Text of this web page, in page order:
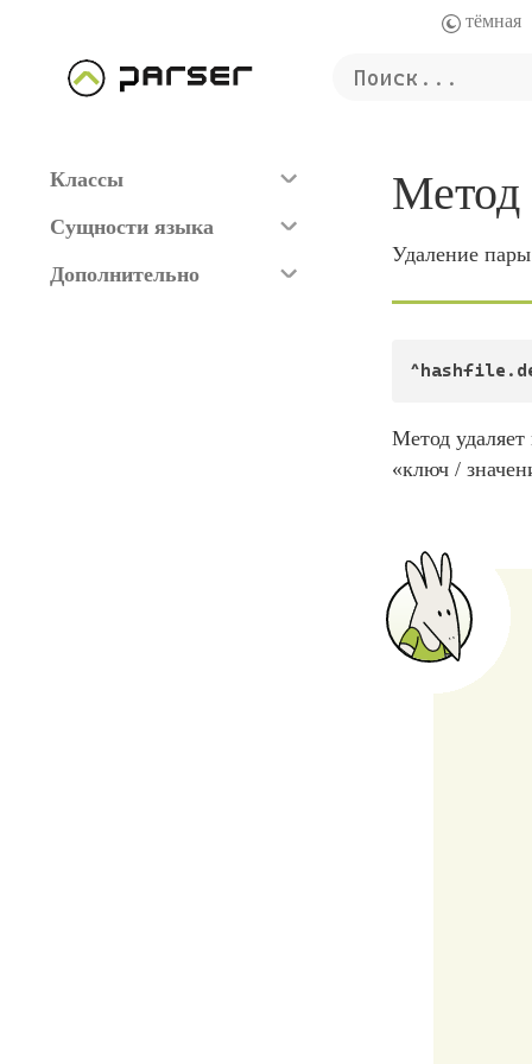
Классы
Сущности языка
Дополнительно
Метод
Удаление
Метод
«ключ /